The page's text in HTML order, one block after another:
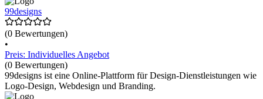
99designs
(0 Bewertungen)
•
Preis: Individuelles Angebot
(0 Bewertungen)
99designs ist eine Online-Plattform für Design-Dienstleistungen wie
Logo-Design, Webdesign und Branding.